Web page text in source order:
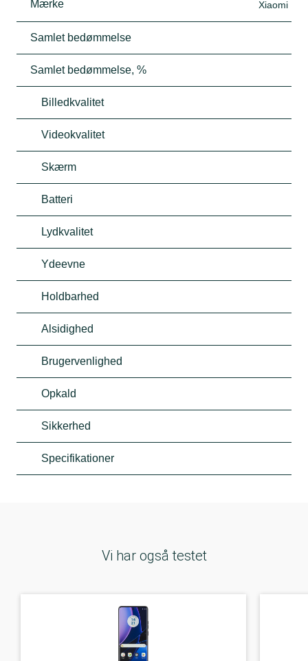
Mærke Xiaomi
Samlet bedømmelse
Samlet bedømmelse, %
Billedkvalitet
Videokvalitet
Skærm
Batteri
Lydkvalitet
Ydeevne
Holdbarhed
Alsidighed
Brugervenlighed
Opkald
Sikkerhed
Specifikationer
Vi har også testet